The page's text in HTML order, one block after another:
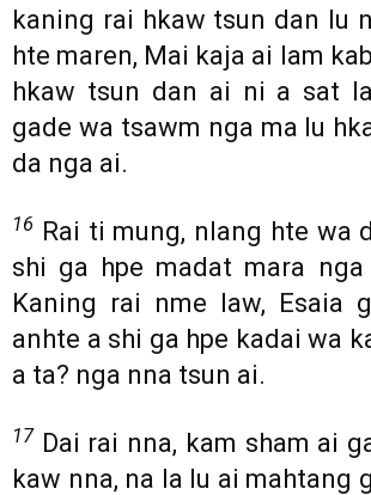
kaning rai hkaw tsun dan lu
hte maren, Mai kaja ai lam
hkaw tsun dan ai ni a sat
gade wa tsawm nga ma lu
da nga ai.
16 Rai ti mung, nlang hte wa
shi ga hpe madat mara
Kaning rai nme law, Esaia
anhte a shi ga hpe kadai wa
a ta? nga nna tsun ai.
17 Dai rai nna, kam sham ai
kaw nna, na la lu ai mahtang